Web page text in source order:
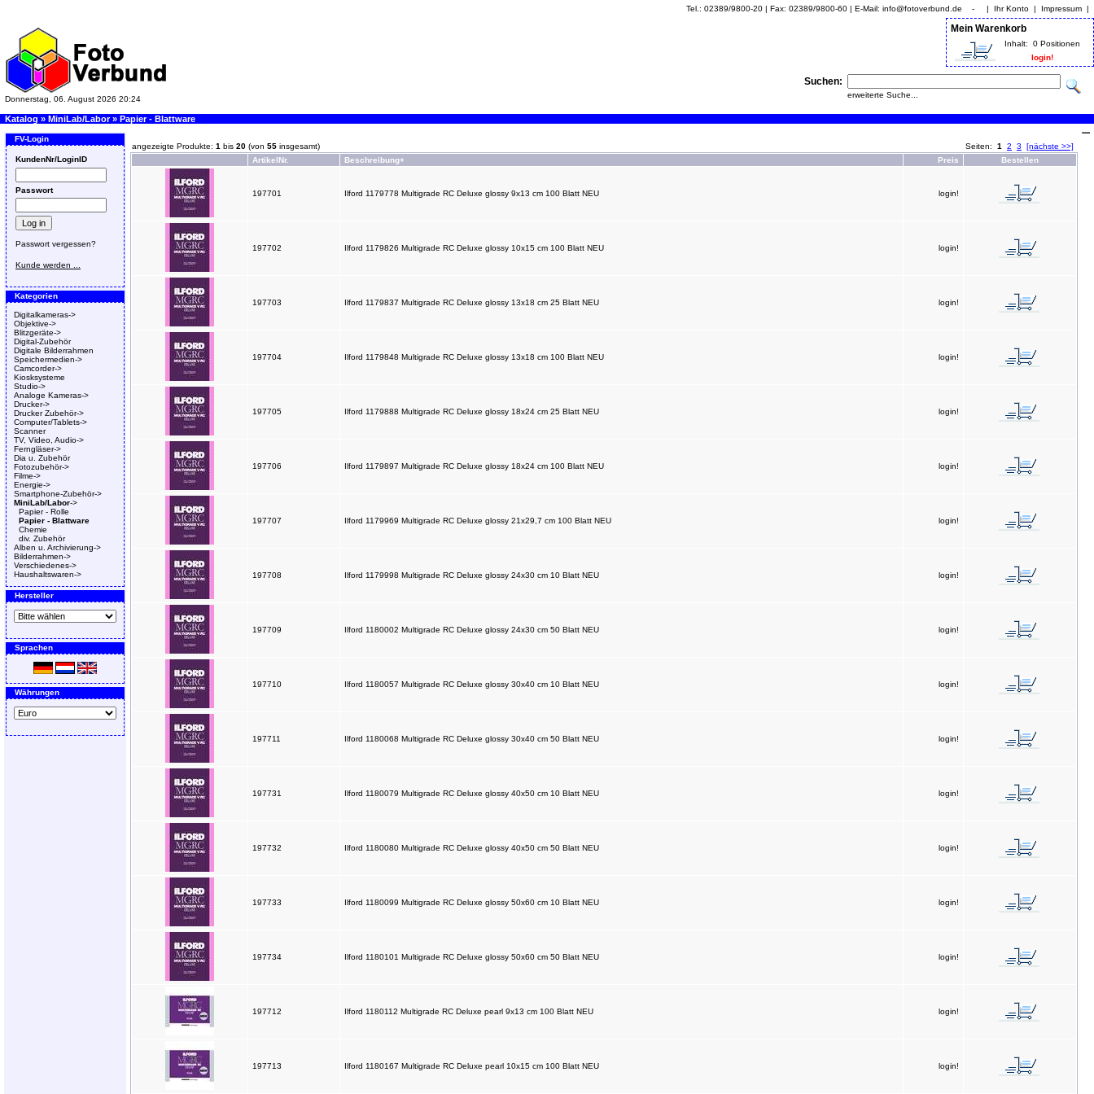
Tel.: 02389/9800-20 | Fax: 02389/9800-60 | E-Mail: info@fotoverbund.de - | Ihr Konto | Impressum |
Donnerstag, 06. August 2026 20:24
Mein Warenkorb
Inhalt:
0 Positionen
login!
Suchen:
erweiterte Suche...
Katalog » MiniLab/Labor» Papier - Blattware
FV-Login
KundenNr/LoginID
Passwort
Passwort vergessen?
Kunde werden ...
Kategorien
Digitalkameras->
Objektive->
Blitzgeräte->
Digital-Zubehör
Digitale Bilderrahmen
Speichermedien->
Camcorder->
Kiosksysteme
Studio->
Analoge Kameras->
Drucker->
Drucker Zubehör->
Computer/Tablets->
Scanner
TV, Video, Audio->
Ferngläser->
Dia u. Zubehör
Fotozubehör->
Filme->
Energie->
Smartphone-Zubehör->
MiniLab/Labor->
Papier - Rolle
Papier - Blattware
Chemie
div. Zubehör
Alben u. Archivierung->
Bilderrahmen->
Verschiedenes->
Haushaltswaren->
Hersteller
Sprachen
Währungen
angezeigte Produkte: 1 bis 20 (von 55 insgesamt) Seiten: 1 2 3
[nächste >>]
ArtikelNr.
Beschreibung+ Preis Bestellen
197701 Ilford 1179778 Multigrade RC Deluxe glossy 9x13 cm 100 Blatt NEU login!
197702 Ilford 1179826 Multigrade RC Deluxe glossy 10x15 cm 100 Blatt NEU login!
197703 Ilford 1179837 Multigrade RC Deluxe glossy 13x18 cm 25 Blatt NEU login!
197704 Ilford 1179848 Multigrade RC Deluxe glossy 13x18 cm 100 Blatt NEU login!
197705 Ilford 1179888 Multigrade RC Deluxe glossy 18x24 cm 25 Blatt NEU login!
197706 Ilford 1179897 Multigrade RC Deluxe glossy 18x24 cm 100 Blatt NEU login!
197707 Ilford 1179969 Multigrade RC Deluxe glossy 21x29,7 cm 100 Blatt NEU login!
197708 Ilford 1179998 Multigrade RC Deluxe glossy 24x30 cm 10 Blatt NEU login!
197709 Ilford 1180002 Multigrade RC Deluxe glossy 24x30 cm 50 Blatt NEU login!
197710 Ilford 1180057 Multigrade RC Deluxe glossy 30x40 cm 10 Blatt NEU login!
197711 Ilford 1180068 Multigrade RC Deluxe glossy 30x40 cm 50 Blatt NEU login!
197731 Ilford 1180079 Multigrade RC Deluxe glossy 40x50 cm 10 Blatt NEU login!
197732 Ilford 1180080 Multigrade RC Deluxe glossy 40x50 cm 50 Blatt NEU login!
197733 Ilford 1180099 Multigrade RC Deluxe glossy 50x60 cm 10 Blatt NEU login!
197734 Ilford 1180101 Multigrade RC Deluxe glossy 50x60 cm 50 Blatt NEU login!
197712 Ilford 1180112 Multigrade RC Deluxe pearl 9x13 cm 100 Blatt NEU login!
197713 Ilford 1180167 Multigrade RC Deluxe pearl 10x15 cm 100 Blatt NEU login!